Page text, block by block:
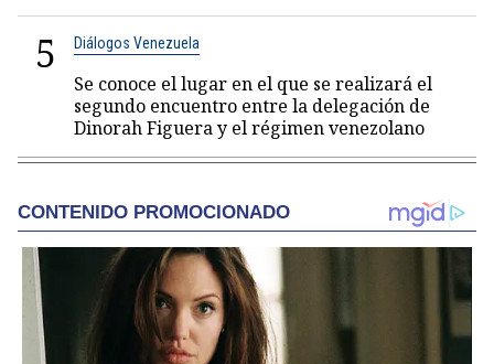
5 Diálogos Venezuela
Se conoce el lugar en el que se realizará el
segundo encuentro entre la delegación de
Dinorah Figuera y el régimen venezolano